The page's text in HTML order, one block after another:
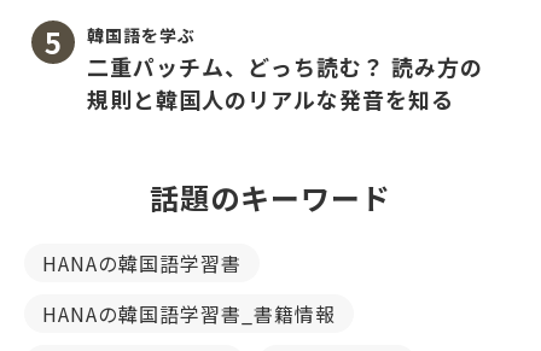
韓国語を学ぶ
二重パッチム、どっち読む？ 読み方の
規則と韓国人のリアルな発音を知る
話題のキーワード
HANAの韓国語学習書
HANAの韓国語学習書_書籍情報